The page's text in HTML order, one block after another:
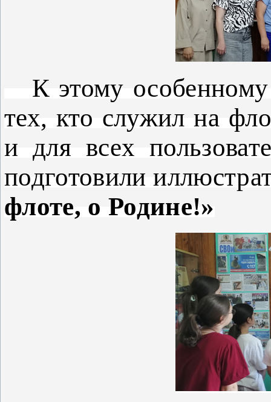
К этому
тех, кто служил на
и для всех
подготовили
флоте, о Родине!»